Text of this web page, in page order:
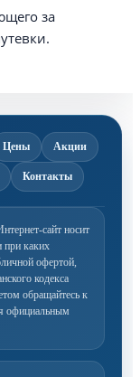
за
Цены Акции
Контакты
сайт носит
при каких
офертой,
кодекса
обращайтесь к
официальным